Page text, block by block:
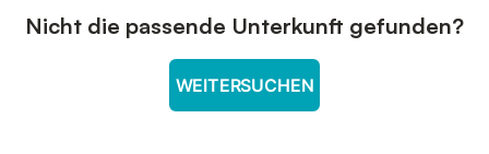
Nicht die passende Unterkunft gefunden?
WEITERSUCHEN